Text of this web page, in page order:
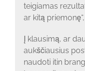
teigiamas
ar kitą
Į klausimą, ar
aukščiausius
naudoti itin